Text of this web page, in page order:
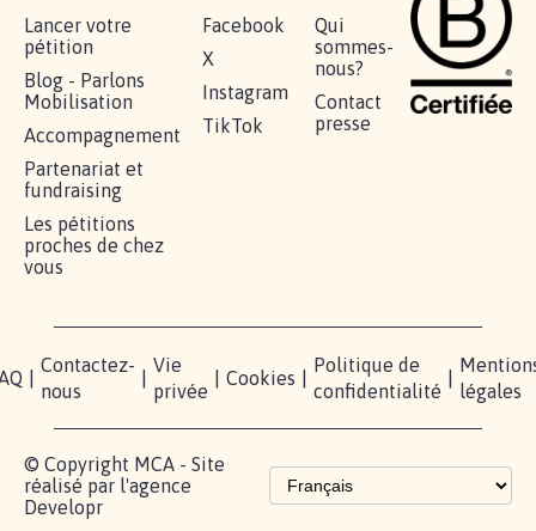
Lancer votre
pétition
Blog - Parlons
Mobilisation
Accompagnement
Partenariat et
fundraising
Les pétitions
proches de chez
vous
Facebook
X
Instagram
TikTok
Qui
sommes-
nous?
Contact
presse
Contactez-
nous
Vie
privée
Cookies
Politique de
confidentialité
légales
© Copyright MCA - Site
réalisé par l'agence
Developr